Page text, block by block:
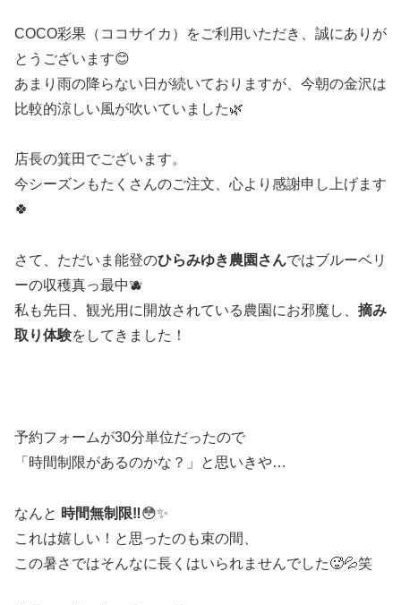
COCO彩果（ココサイカ）をご利用いただき、誠にありが
とうございます😊
あまり雨の降らない日が続いておりますが、今朝の金沢は
比較的涼しい風が吹いていました🌿
店長の箕田でございます。
今シーズンもたくさんのご注文、心より感謝申し上げます
🍀
さて、ただいま能登のひらみゆき農園さんではブルーベリ
ーの収穫真っ最中🫐
私も先日、観光用に開放されている農園にお邪魔し、 摘み
取り体験をしてきました！
予約フォームが30分単位だったので
「時間制限があるのかな？」と思いきや…
なんと 時間無制限‼️😳✨
これは嬉しい！と思ったのも束の間、
この暑さではそんなに長くはいられませんでした🥵💦笑